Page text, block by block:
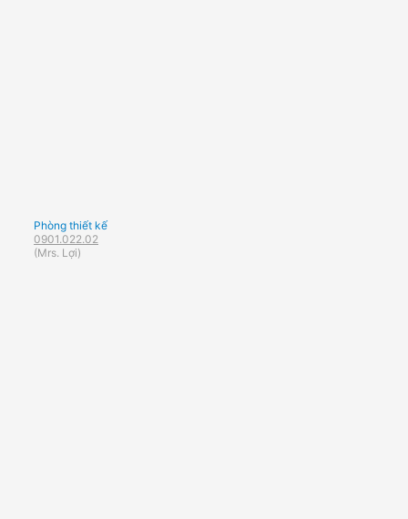
Phòng thiết kế
0901.022.02
(Mrs. Lợi)